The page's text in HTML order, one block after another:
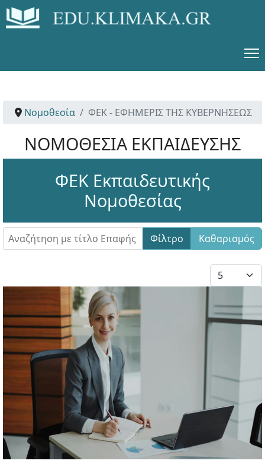
Νομοθεσία ΦΕΚ - ΕΦΗΜΕΡΙΣ ΤΗΣ ΚΥΒΕΡΝΗΣΕΩΣ
ΝΟΜΟΘΕΣΙΑ ΕΚΠΑΙΔΕΥΣΗΣ
ΦΕΚ Εκπαιδευτικής
Νομοθεσίας
Αναζήτηση με τίτλο Επαφής Φίλτρο Καθαρισμός
Εμφάνιση #